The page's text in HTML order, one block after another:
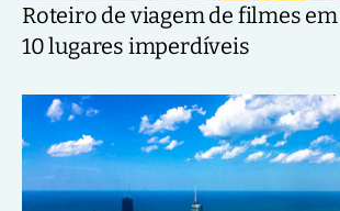
Roteiro de viagem de filmes
10 lugares imperdíveis